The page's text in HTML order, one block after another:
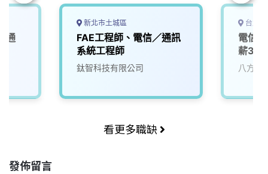
通
新北市土城區
FAE工程師、電信／通訊
系統工程師
鈦智科技有限公司
台北
電信/
薪
八方資
看更多職缺
發佈留言